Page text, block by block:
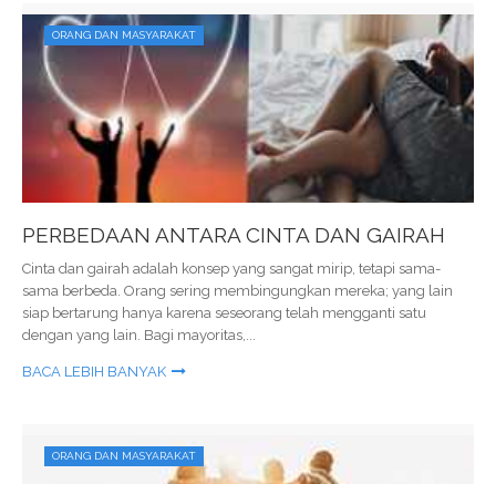
ORANG DAN MASYARAKAT
PERBEDAAN ANTARA CINTA DAN GAIRAH
Cinta dan gairah adalah konsep yang sangat mirip, tetapi sama-
sama berbeda. Orang sering membingungkan mereka; yang lain
siap bertarung hanya karena seseorang telah mengganti satu
dengan yang lain. Bagi mayoritas,...
BACA LEBIH BANYAK
ORANG DAN MASYARAKAT